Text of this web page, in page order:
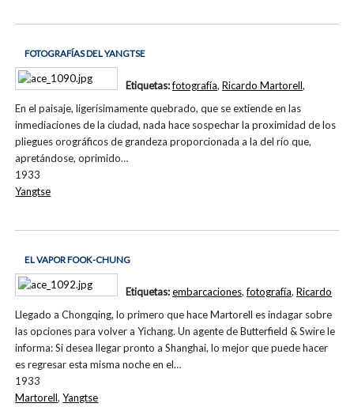
FOTOGRAFÍAS DEL YANGTSE
En el paisaje, ligerísimamente quebrado, que se extiende en las
inmediaciones de la ciudad, nada hace sospechar la proximidad de los
pliegues orográficos de grandeza proporcionada a la del río que,
apretándose, oprimido…
1933
Etiquetas:fotografía, Ricardo Martorell,
Yangtse
EL VAPOR FOOK-CHUNG
Llegado a Chongqing, lo primero que hace Martorell es indagar sobre
las opciones para volver a Yichang. Un agente de Butterfield & Swire le
informa: Si desea llegar pronto a Shanghai, lo mejor que puede hacer
es regresar esta misma noche en el…
1933
Etiquetas:embarcaciones,fotografía, Ricardo
Martorell,Yangtse